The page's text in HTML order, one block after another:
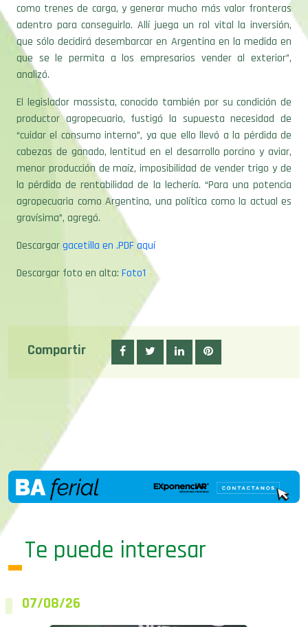
como trenes de carga, y generar mucho más valor fronteras
adentro para conseguirlo. Allí juega un rol vital la inversión,
que sólo decidirá desembarcar en Argentina en la medida en
que se le permita a los empresarios vender al exterior”,
analizó.
El legislador massista, conocido también por su condición de
productor agropecuario, fustigó la supuesta necesidad de
“cuidar el consumo interno”, ya que ello llevó a la pérdida de
cabezas de ganado, lentitud en el desarrollo porcino y aviar,
menor producción de maíz, imposibilidad de vender trigo y de
la pérdida de rentabilidad de la lechería. “Para una potencia
agropecuaria como Argentina, una política como la actual es
gravísima”, agregó.
Descargargacetilla en .PDF aquí
Descargar foto en alta: Foto1
Compartir
Te puede interesar
07/08/26